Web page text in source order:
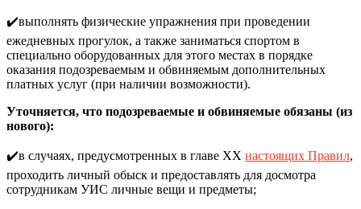
✔️выполнять физические упражнения при проведении
ежедневных прогулок, а также заниматься спортом в
специально оборудованных для этого местах в порядке
оказания подозреваемым и обвиняемым дополнительных
платных услуг (при наличии возможности).
Уточняется, что подозреваемые и обвиняемые обязаны (из
нового):
✔️в случаях, предусмотренных в главе XX настоящих Правил,
проходить личный обыск и предоставлять для досмотра
сотрудникам УИС личные вещи и предметы;